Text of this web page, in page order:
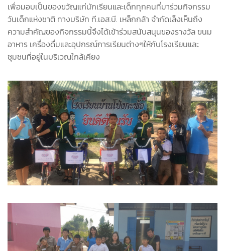
เพื่อมอบเป็นของขวัญแก่นักเรียนและเด็กทุกคนที่มาร่วมกิจกรรม
วันเด็กแห่งชาติ ทางบริษัท ที.เอส.บี. เหล็กกล้า จำกัดเล็งเห็นถึง
ความสำคัญของกิจกรรมนี้จึงได้เข้าร่วมสนับสนุนของรางวัล ขนม
อาหาร เครื่องดื่มและอุปกรณ์การเรียนต่างๆให้กับโรงเรียนและ
ชุมชนที่อยู่ในบริเวณใกล้เคียง